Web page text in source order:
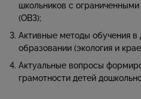
школьников с
(ОВЗ);
Активные методы обучения в
образовании (экология и
Актуальные вопросы
грамотности детей